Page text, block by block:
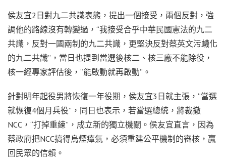
侯友宜2日對九二共識表態，提出一個接受，兩個反對，強
調他的路線沒有轉變過，“我接受合乎中華民國憲法的九二
共識，反對一國兩制的九二共識，更堅決反對蔡英文污衊化
的九二共識”，當日也提到當選後核二、核三廠不能除役，
核一經專家評估後，“能啟動就再啟動”。
針對明年起役男將恢復一年役期，侯友宜3日就主張，“當選
就恢復4個月兵役”，同日也表示，若當選總統，將裁撤
NCC，“打掉重練”，成立新的獨立機關。侯友宜直言，因為
蔡政府把NCC搞得烏煙瘴氣，必須重建公平機制的審核，贏
回民眾的信賴。